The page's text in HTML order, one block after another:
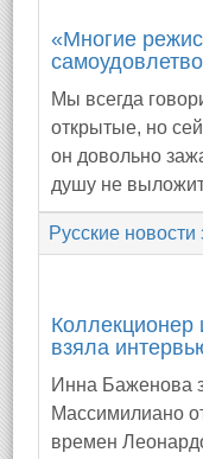
«Многие
Мы всегда
открытые, но
он довольно
душу не
Русские
взяла
Инна Баженова
Массимилиано
времен